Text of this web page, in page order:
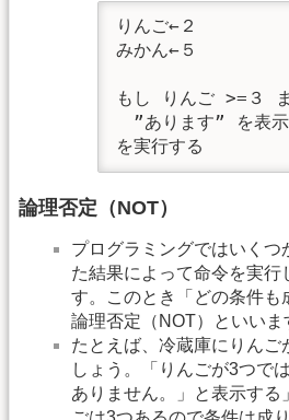
りんご←２
みかん←５
もし りんご >=３
”あります” を表示
を実行する
論理否定（NOT）
プログラミングではいくつ
た結果によって命令を実行
す。このとき「どの条件も
論理否定（NOT）といいま
たとえば、冷蔵庫にりんご
しょう。「りんごが3つで
ありません。」と表示する